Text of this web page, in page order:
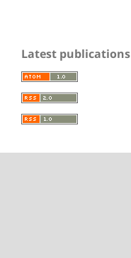
Latest publications